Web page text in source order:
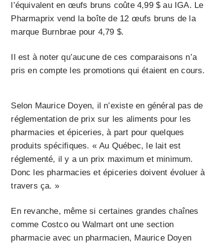
l’équivalent en œufs bruns coûte 4,99 $ au IGA. Le
Pharmaprix vend la boîte de 12 œufs bruns de la
marque Burnbrae pour 4,79 $.
Il est à noter qu’aucune de ces comparaisons n’a
pris en compte les promotions qui étaient en cours.
Selon Maurice Doyen, il n’existe en général pas de
réglementation de prix sur les aliments pour les
pharmacies et épiceries, à part pour quelques
produits spécifiques. « Au Québec, le lait est
réglementé, il y a un prix maximum et minimum.
Donc les pharmacies et épiceries doivent évoluer à
travers ça. »
En revanche, même si certaines grandes chaînes
comme Costco ou Walmart ont une section
pharmacie avec un pharmacien, Maurice Doyen